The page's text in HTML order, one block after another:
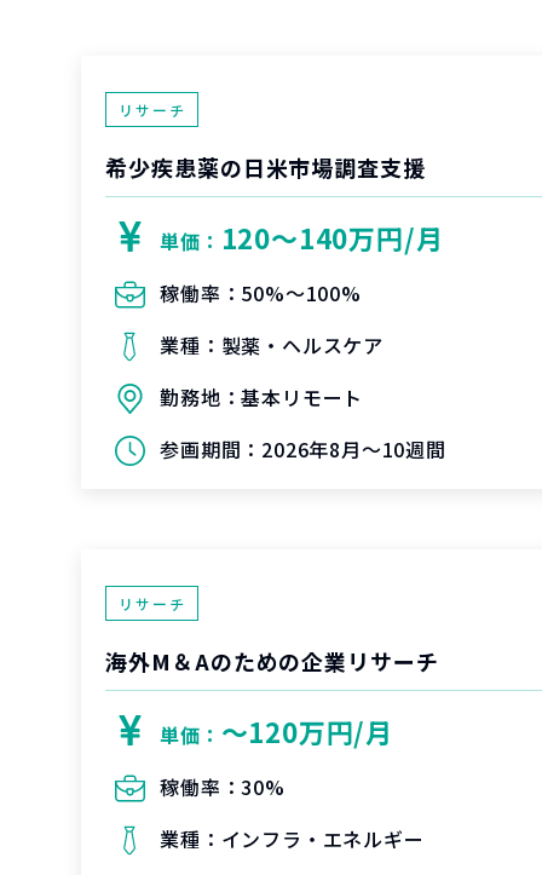
リサーチ
希少疾患薬の日米市場調査支援
単価： 120〜140万円/月
稼働率： 50%〜100%
業種： 製薬・ヘルスケア
勤務地：基本リモート
参画期間： 2026年8月～10週間
リサーチ
海外M＆Aのための企業リサーチ
単価： 〜120万円/月
稼働率：30%
業種： インフラ・エネルギー